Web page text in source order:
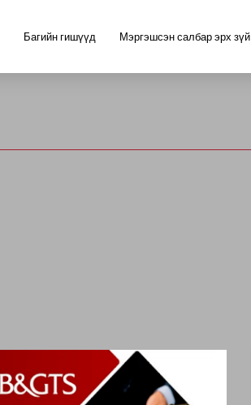
Багийн гишүүд Мэргэшсэн салбар эрх зүй